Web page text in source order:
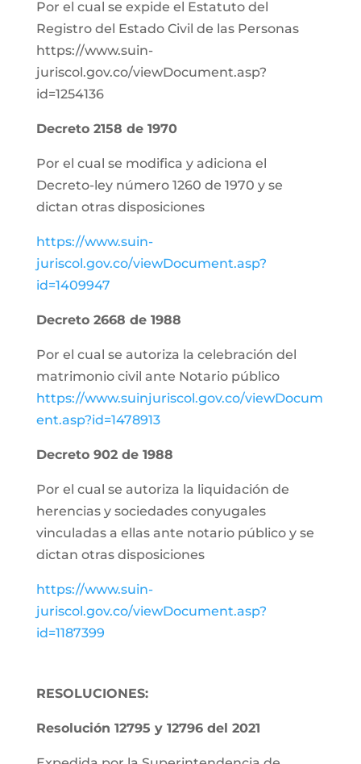
Por el cual se expide el Estatuto del
Registro del Estado Civil de las Personas
https://www.suin-
juriscol.gov.co/viewDocument.asp?
id=1254136
Decreto 2158 de 1970
Por el cual se modifica y adiciona el
Decreto-ley número 1260 de 1970 y se
dictan otras disposiciones
https://www.suin-
juriscol.gov.co/viewDocument.asp?
id=1409947
Decreto 2668 de 1988
Por el cual se autoriza la celebración del
matrimonio civil ante Notario público
https://www.suinjuriscol.gov.co/viewDocum
ent.asp?id=1478913
Decreto 902 de 1988
Por el cual se autoriza la liquidación de
herencias y sociedades conyugales
vinculadas a ellas ante notario público y se
dictan otras disposiciones
https://www.suin-
juriscol.gov.co/viewDocument.asp?
id=1187399
RESOLUCIONES:
Resolución 12795 y 12796 del 2021